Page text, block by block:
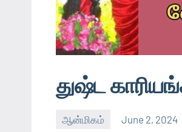
துஷ்ட
ஆன்மிகம் June 2, 2024